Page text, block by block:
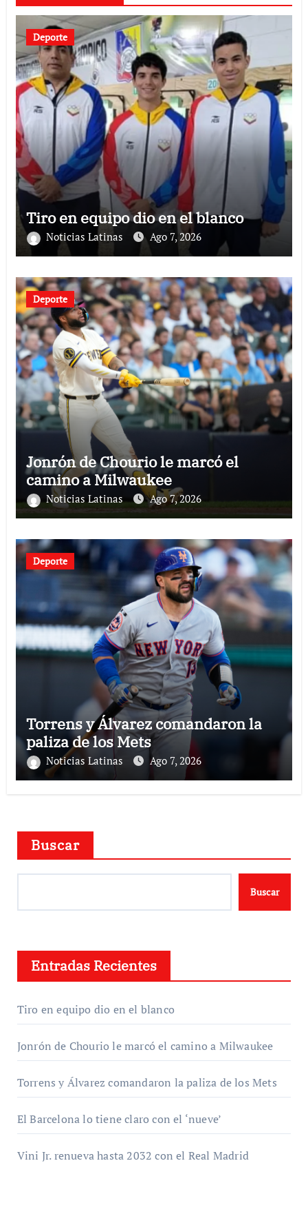
Deporte
Tiro en equipo dio en el blanco
Noticias Latinas Ago 7, 2026
Deporte
Jonrón de Chourio le marcó el
camino a Milwaukee
Noticias Latinas Ago 7, 2026
Deporte
Torrens y Álvarez comandaron la
paliza de los Mets
Noticias Latinas Ago 7, 2026
Buscar
Buscar
Entradas Recientes
Tiro en equipo dio en el blanco
Jonrón de Chourio le marcó el camino a Milwaukee
Torrens y Álvarez comandaron la paliza de los Mets
El Barcelona lo tiene claro con el ‘nueve’
Vini Jr. renueva hasta 2032 con el Real Madrid